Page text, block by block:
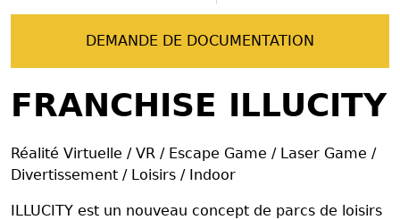
DEMANDE DE DOCUMENTATION
FRANCHISE ILLUCITY
Réalité Virtuelle / VR / Escape Game / Laser Game /
Divertissement / Loisirs / Indoor
ILLUCITY est un nouveau concept de parcs de loisirs